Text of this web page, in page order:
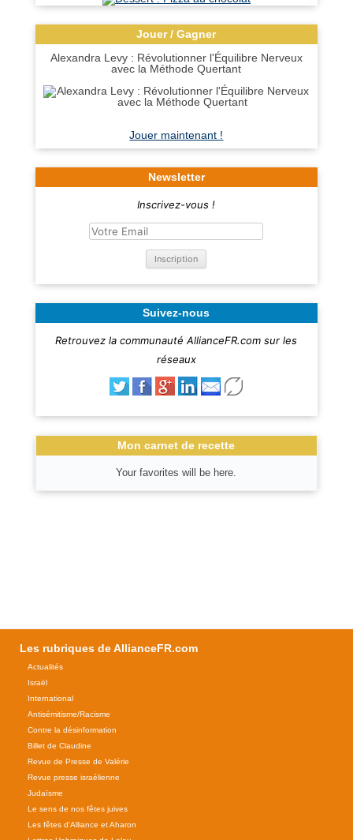
Jouer / Gagner
Alexandra Levy : Révolutionner l'Équilibre Nerveux
avec la Méthode Quertant
Jouer maintenant !
Newsletter
Inscrivez-vous !
Suivez-nous
Retrouvez la communauté AllianceFR.com sur les
réseaux
Mon carnet de recette
Your favorites will be here.
Les rubriques de AllianceFR.com
Actualités
Israël
International
Antisémitisme/Racisme
Contre la désinformation
Billet de Claudine
Revue de Presse de Valérie
Revue presse israélienne
Judaïsme
Le sens de nos fêtes juives
Les fêtes d'Alliance et Aharon